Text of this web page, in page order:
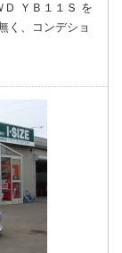
Ｄ ＹＢ１１Ｓ を
く、コンデショ